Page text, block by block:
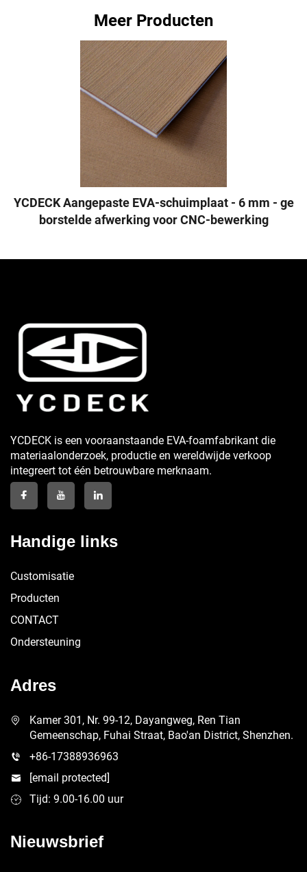
Meer Producten
Aangepaste YCDECK EVA marinvloer - 6 mm - gebo
rsteld oppervlak
YCDECK is een vooraanstaande EVA-foamfabrikant die
materiaalonderzoek, productie en wereldwijde verkoop
integreert tot één betrouwbare merknaam.
Handige links
Customisatie
Producten
CONTACT
Ondersteuning
Adres
Kamer 301, Nr. 99-12, Dayangweg, Ren Tian
Gemeenschap, Fuhai Straat, Bao'an District, Shenzhen.
+86-17388936963
[email protected]
Tijd: 9.00-16.00 uur
Nieuwsbrief